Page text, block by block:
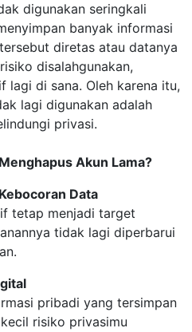
digunakan seringkali
banyak informasi
diretas atau datanya
disalahgunakan,
lagi di sana. Oleh karena itu,
lagi digunakan adalah
privasi.
Akun Lama?
Data
tetap menjadi target
tidak lagi diperbarui
pribadi yang tersimpan
risiko privasimu